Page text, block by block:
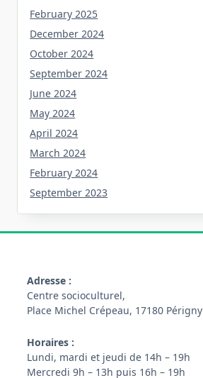
February 2025
December 2024
October 2024
September 2024
June 2024
May 2024
April 2024
March 2024
February 2024
September 2023
Adresse :
Centre socioculturel,
Place Michel Crépeau, 17180 Périgny
Horaires :
Lundi, mardi et jeudi de 14h – 19h
Mercredi 9h – 13h puis 16h – 19h